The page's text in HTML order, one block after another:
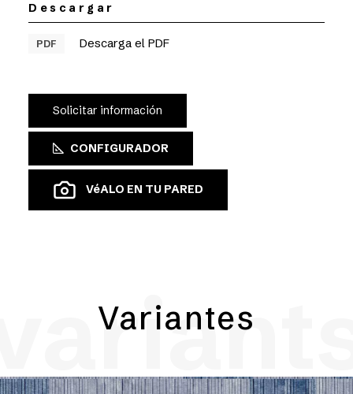
Descargar
PDF Descarga el PDF
Solicitar información
CONFIGURADOR
VéALO EN TU PARED
Variantes